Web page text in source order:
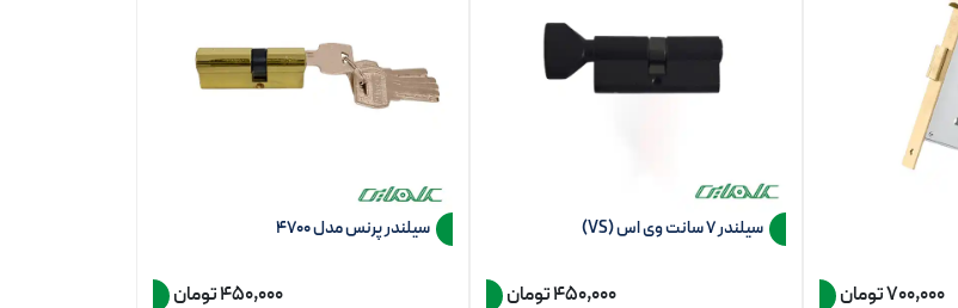
700,000 تومان
سیلندر 7 سانت وی اس (VS)
450,000 تومان
سیلندر پرنس مدل 4700
450,000 تومان